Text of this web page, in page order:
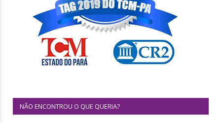
NÃO ENCONTROU O QUE QUERIA?